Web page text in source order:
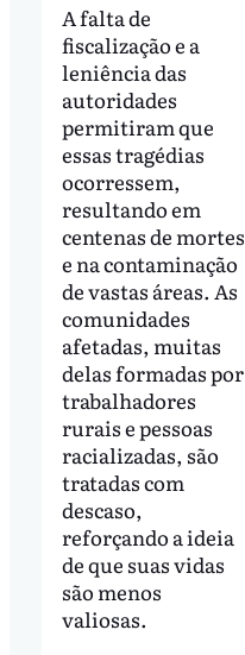
A falta de
fiscalização e a
leniência das
autoridades
permitiram que
essas tragédias
ocorressem,
resultando em
centenas de mortes
e na contaminação
de vastas áreas. As
comunidades
afetadas, muitas
delas formadas por
trabalhadores
rurais e pessoas
racializadas, são
tratadas com
descaso,
reforçando a ideia
de que suas vidas
são menos
valiosas.